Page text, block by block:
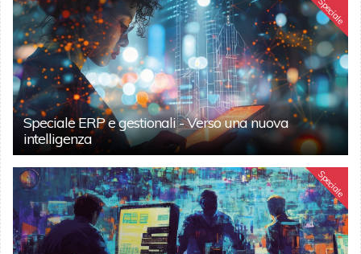
Speciale
Speciale ERP e gestionali - Verso una nuova
intelligenza
Speciale